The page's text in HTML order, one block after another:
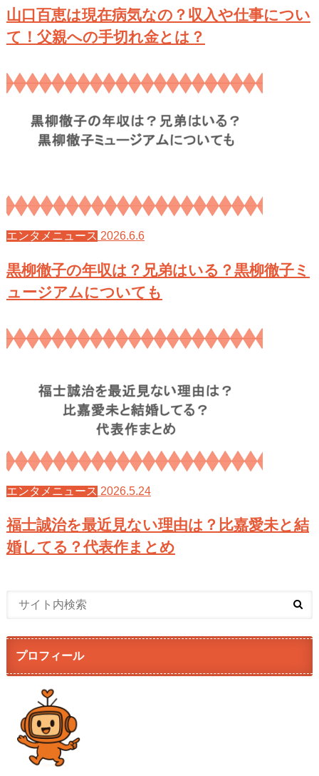
山口百恵は現在病気なの？収入や仕事につい
て！父親への手切れ金とは？
エンタメニュース 2026.6.6
黒柳徹子の年収は？兄弟はいる？黒柳徹子ミ
ュージアムについても
エンタメニュース 2026.5.24
福士誠治を最近見ない理由は？比嘉愛未と結
婚してる？代表作まとめ
プロフィール